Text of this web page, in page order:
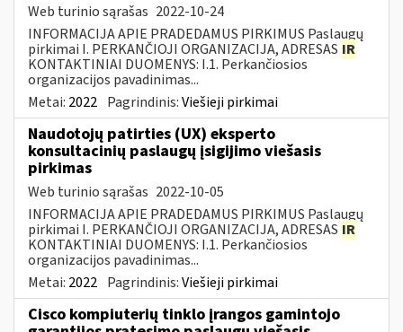
Web turinio sąrašas 2022-10-24
INFORMACIJA APIE PRADEDAMUS PIRKIMUS Paslaugų
pirkimai I. PERKANČIOJI ORGANIZACIJA, ADRESAS IR
KONTAKTINIAI DUOMENYS: I.1. Perkančiosios
organizacijos pavadinimas...
Metai: 2022 Pagrindinis:Viešieji pirkimai
Naudotojų patirties (UX) eksperto
konsultacinių paslaugų įsigijimo viešasis
pirkimas
Web turinio sąrašas 2022-10-05
INFORMACIJA APIE PRADEDAMUS PIRKIMUS Paslaugų
pirkimai I. PERKANČIOJI ORGANIZACIJA, ADRESAS IR
KONTAKTINIAI DUOMENYS: I.1. Perkančiosios
organizacijos pavadinimas...
Metai: 2022 Pagrindinis:Viešieji pirkimai
Cisco kompiuterių tinklo įrangos gamintojo